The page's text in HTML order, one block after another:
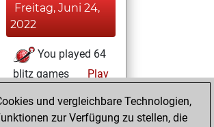
Freitag, Juni 24,
2022
You played 64
blitz games
Play
=5 -36 in blitz
und vergleichbare Technologien,
zur Verfügung zu stellen, die